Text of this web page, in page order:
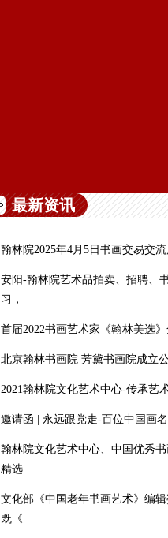
最新资讯
翰林院2025年4月5日书画交易交流
安阳-翰林院艺术品拍卖、招聘、
习，
首届2022书画艺术家《翰林美选
北京翰林书画院 芳黛书画院成立
2021翰林院文化艺术中心-传承艺
邀请函 | 永远跟党走-百位中国画
翰林院文化艺术中心、中国优秀书
精选
文化部《中国老年书画艺术》编
既《